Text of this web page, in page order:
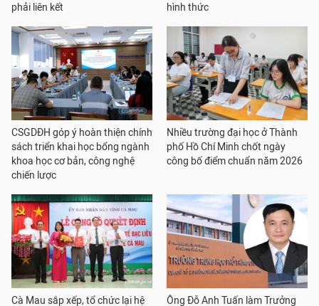
phải liên kết
hình thức
CSGDĐH góp ý hoàn thiện chính
sách triển khai học bổng ngành
khoa học cơ bản, công nghệ
chiến lược
Nhiều trường đại học ở Thành
phố Hồ Chí Minh chốt ngày
công bố điểm chuẩn năm 2026
Cà Mau sắp xếp, tổ chức lại hệ
Ông Đỗ Anh Tuấn làm Trưởng